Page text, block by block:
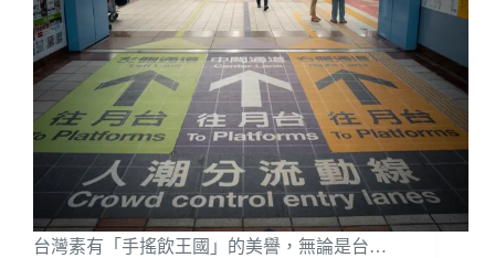
台灣素有「手搖飲王國」的美譽，無論是台…